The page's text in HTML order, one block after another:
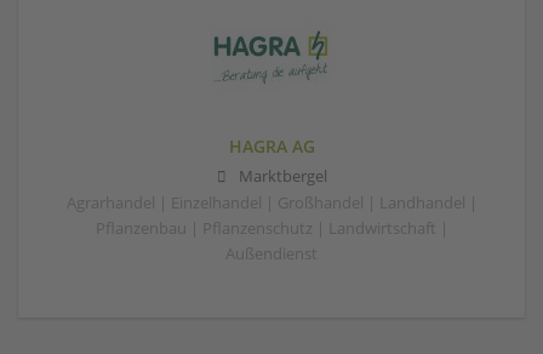
HAGRA AG
Marktbergel
Agrarhandel | Einzelhandel | Großhandel | Landhandel |
Pflanzenbau | Pflanzenschutz | Landwirtschaft |
Außendienst